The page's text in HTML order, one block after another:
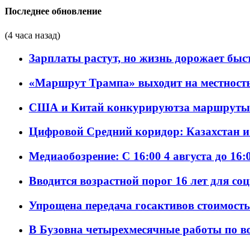
Последнее обновление
(4 часа назад)
Зарплаты растут, но жизнь дорожает
«Маршрут Трампа» выходит на
США и Китай конкурируютза
Цифровой Средний коридор: Казахстан
Медиаобозрение: С 16:00 4 августа до
Вводится возрастной порог 16 лет для
Упрощена передача госактивов
В Бузовна четырехмесячные работы по